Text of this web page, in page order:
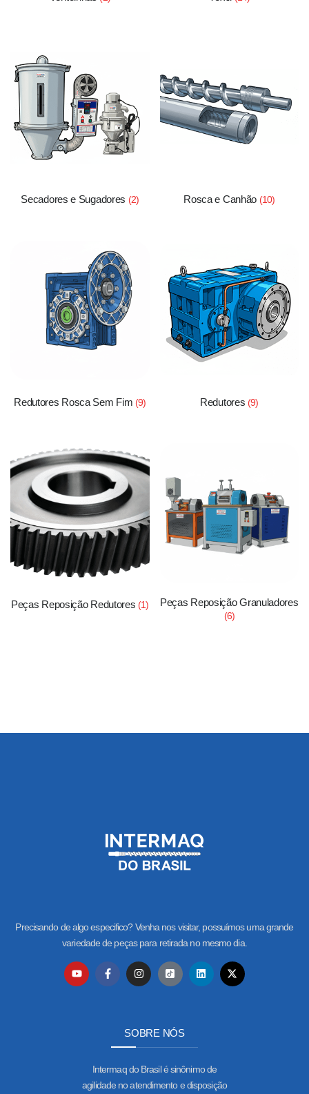
Secadores e Sugadores (2) Rosca e Canhão (10)
Redutores Rosca Sem Fim (9) Redutores (9)
Peças Reposição Redutores (1) Peças Reposição Granuladores
(6)
Precisando de algo especifico? Venha nos visitar, possuímos uma grande
variedade de peças para retirada no mesmo dia.
SOBRE NÓS
Intermaq do Brasil é sinônimo de
agilidade no atendimento e disposição